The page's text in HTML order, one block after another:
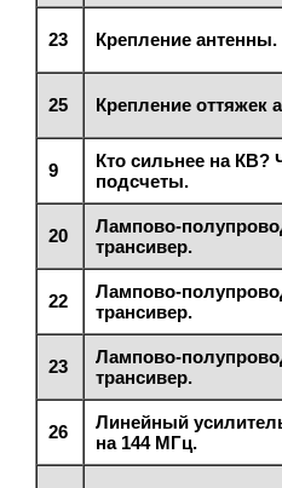
23 Крепление антенны.
25 Крепление оттяжек
9
Кто сильнее на КВ?
подсчеты.
20
Лампово-
трансивер.
22
Лампово-
трансивер.
23
Лампово-
трансивер.
26
Линейный
на 144 МГц.